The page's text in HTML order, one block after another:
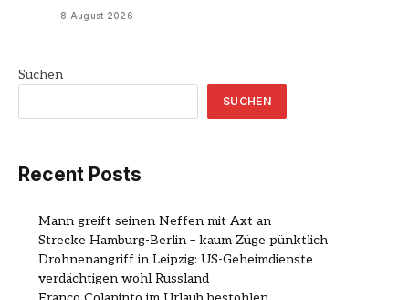
8 August 2026
Suchen
SUCHEN
Recent Posts
Mann greift seinen Neffen mit Axt an
Strecke Hamburg-Berlin – kaum Züge pünktlich
Drohnenangriff in Leipzig: US-Geheimdienste
verdächtigen wohl Russland